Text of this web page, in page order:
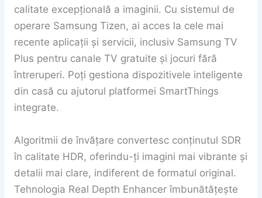
calitate excepțională a imaginii. Cu sistemul de
operare Samsung Tizen, ai acces la cele mai
recente aplicații și servicii, inclusiv Samsung TV
Plus pentru canale TV gratuite și jocuri fără
întreruperi. Poți gestiona dispozitivele inteligente
din casă cu ajutorul platformei SmartThings
integrate.
Algoritmii de învățare convertesc conținutul SDR
în calitate HDR, oferindu-ți imagini mai vibrante și
detalii mai clare, indiferent de formatul original.
Tehnologia Real Depth Enhancer îmbunătățește